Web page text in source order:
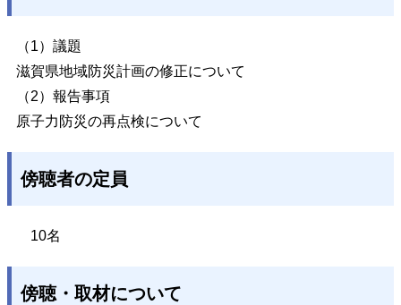
（1）議題
滋賀県地域防災計画の修正について
（2）報告事項
原子力防災の再点検について
傍聴者の定員
10名
傍聴・取材について